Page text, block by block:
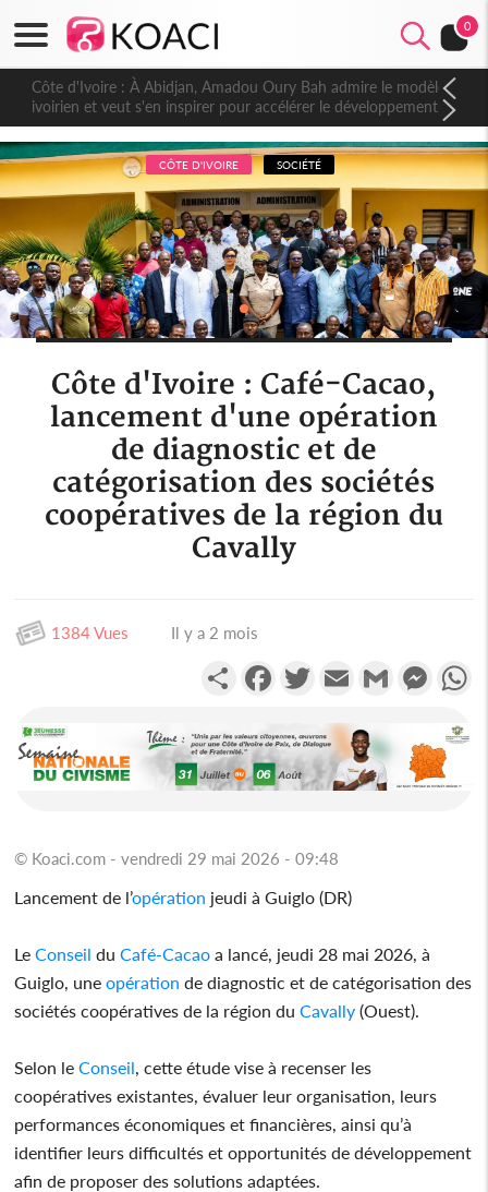
0
Côte d'Ivoire : À Abidjan, Amadou Oury Bah admire le modèle
ivoirien et veut s'en inspirer pour accélérer le développement
de la Guinée
CÔTE D'IVOIRE SOCIÉTÉ
Côte d'Ivoire : Café-Cacao,
lancement d'une opération
de diagnostic et de
catégorisation des sociétés
coopératives de la région du
Cavally
1384 Vues Il y a 2 mois
PartagerFacebookTwitterEmail Gmail
© Koaci.com - vendredi 29 mai 2026 - 09:48
Lancement de l’opération jeudi à Guiglo (DR)
LeConseil duCafé-Cacao a lancé, jeudi 28 mai 2026, à
Guiglo, uneopération de diagnostic et de catégorisation des
sociétés coopératives de la région duCavally (Ouest).
Selon leConseil, cette étude vise à recenser les
coopératives existantes, évaluer leur organisation, leurs
performances économiques et financières, ainsi qu’à
identifier leurs difficultés et opportunités de développement
afin de proposer des solutions adaptées.